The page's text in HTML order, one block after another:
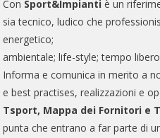
Con Sport&Impianti è un
sia tecnico, ludico che
energetico;
ambientale; life-style; tempo
Informa e comunica in merito a
e best practises, realizzazioni e
Tsport, Mappa dei Fornitori e
punta che entrano a far parte di